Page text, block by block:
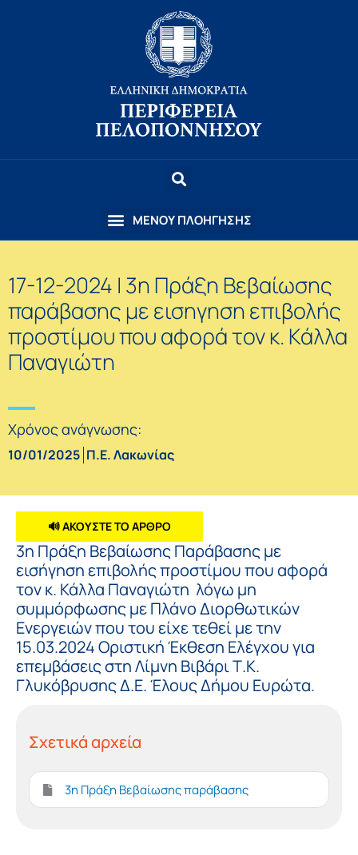
17-12-2024 | 3η Πράξη Βεβαίωσης
παράβασης με εισηγηση επιβολής
προστίμου που αφορά τον κ. Κάλλα
Παναγιώτη
Χρόνος ανάγνωσης:
10/01/2025 Π.Ε. Λακωνίας
🔊 ΑΚΟΥΣΤΕ ΤΟ ΑΡΘΡΟ
3η Πράξη Βεβαίωσης Παράβασης με
εισήγηση επιβολής προστίμου που αφορά
τον κ. Κάλλα Παναγιώτη λόγω μη
συμμόρφωσης με Πλάνο Διορθωτικών
Ενεργειών που του είχε τεθεί με την
15.03.2024 Οριστική Έκθεση Ελέγχου για
επεμβάσεις στη Λίμνη Βιβάρι Τ.Κ.
Γλυκόβρυσης Δ.Ε. Έλους Δήμου Ευρώτα.
Σχετικά αρχεία
3η Πράξη Βεβαίωσης παράβασης